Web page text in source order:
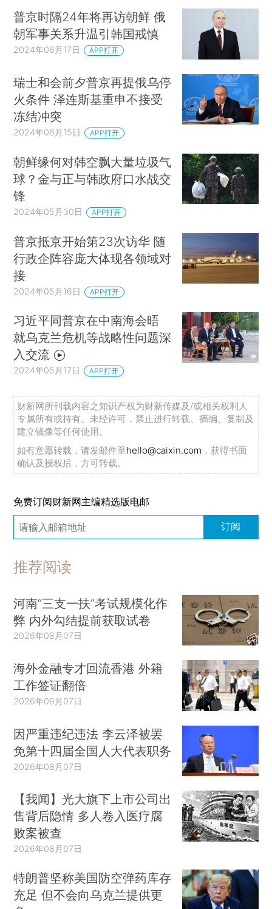
普京时隔24年将再访朝鲜 俄
朝军事关系升温引韩国戒慎
2024年06月17日 APP打开
瑞士和会前夕普京再提俄乌停
火条件 泽连斯基重申不接受
冻结冲突
2024年06月15日 APP打开
朝鲜缘何对韩空飘大量垃圾气
球？金与正与韩政府口水战交
锋
2024年05月30日 APP打开
普京抵京开始第23次访华 随
行政企阵容庞大体现各领域对
接
2024年05月16日 APP打开
习近平同普京在中南海会晤
就乌克兰危机等战略性问题深
入交流
2024年05月17日 APP打开
财新网所刊载内容之知识产权为财新传媒及/或相关权利人
专属所有或持有。未经许可，禁止进行转载、摘编、复制及
建立镜像等任何使用。
如有意愿转载，请发邮件至hello@caixin.com ，获得书面
确认及授权后，方可转载。
免费订阅财新网主编精选版电邮
订阅
推荐阅读
河南“三支一扶”考试规模化作
弊 内外勾结提前获取试卷
2026年08月07日
海外金融专才回流香港 外籍
工作签证翻倍
2026年08月07日
因严重违纪违法 李云泽被罢
免第十四届全国人大代表职务
2026年08月07日
【我闻】光大旗下上市公司出
售背后隐情 多人卷入医疗腐
败案被查
2026年08月07日
特朗普坚称美国防空弹药库存
充足 但不会向乌克兰提供更